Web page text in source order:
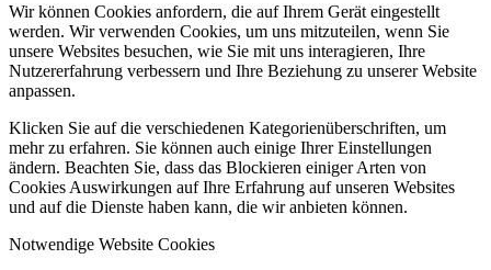
Wir können Cookies anfordern, die auf Ihrem Gerät eingestellt
werden. Wir verwenden Cookies, um uns mitzuteilen, wenn Sie
unsere Websites besuchen, wie Sie mit uns interagieren, Ihre
Nutzererfahrung verbessern und Ihre Beziehung zu unserer Website
anpassen.
Klicken Sie auf die verschiedenen Kategorienüberschriften, um
mehr zu erfahren. Sie können auch einige Ihrer Einstellungen
ändern. Beachten Sie, dass das Blockieren einiger Arten von
Cookies Auswirkungen auf Ihre Erfahrung auf unseren Websites
und auf die Dienste haben kann, die wir anbieten können.
Notwendige Website Cookies